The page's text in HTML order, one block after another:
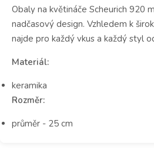
Obaly na květináče Scheurich 920
nadčasový design. Vzhledem k
najde pro každý vkus a každý styl
Materiál:
keramika
Rozměr:
průměr - 25 cm